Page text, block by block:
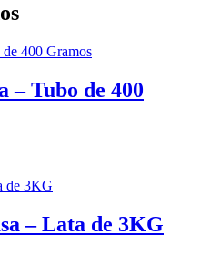
– Tubo de 400
– Lata de 3KG